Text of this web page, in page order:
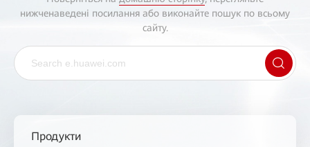
нижченаведені посилання або виконайте пошук по всьому
сайту.
Продукти